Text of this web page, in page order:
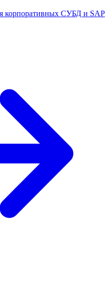
корпоративных СУБД и SAP